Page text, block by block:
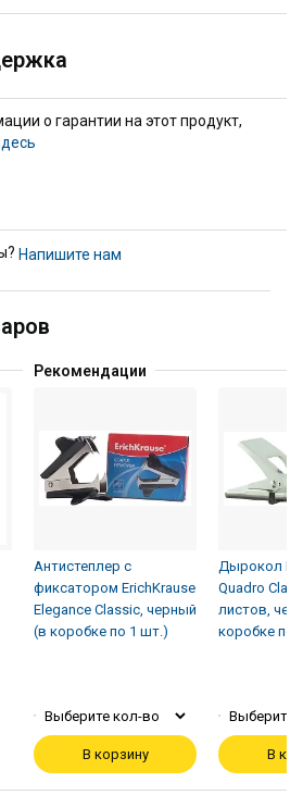
о гарантии на этот продукт,
Напишите нам
Рекомендации
Антистеплер с
фиксатором ErichKrause
Elegance Classic, черный
(в коробке по 1 шт.)
Выберите кол-во
В корзину
Дырокол
Quadro
листов,
коробке по
Выберите
В